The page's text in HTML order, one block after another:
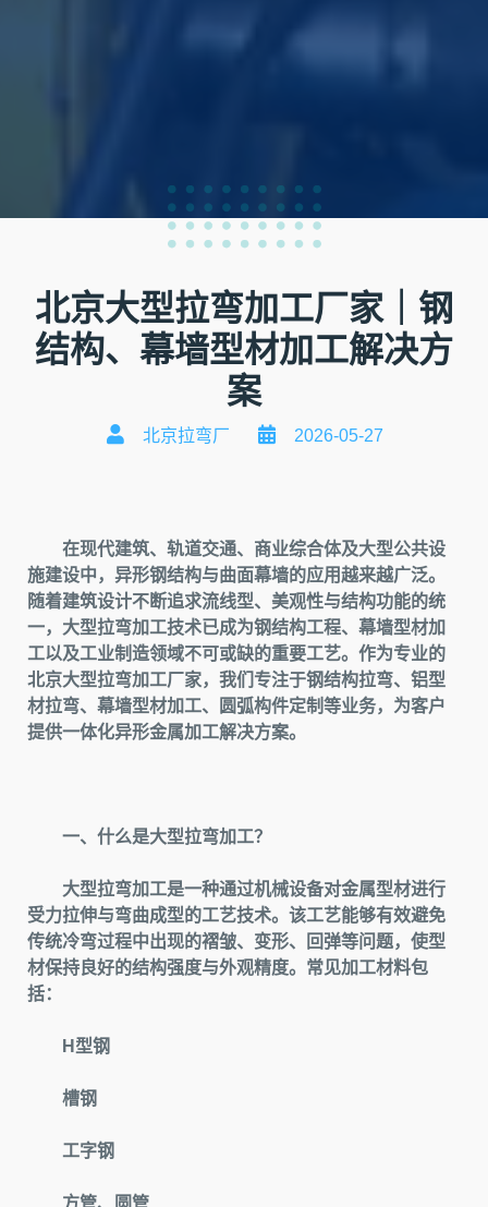
北京大型拉弯加工厂家｜钢
结构、幕墙型材加工解决方
案
北京拉弯厂 2026-05-27
在现代建筑、轨道交通、商业综合体及大型公共设
施建设中，异形钢结构与曲面幕墙的应用越来越广泛。
随着建筑设计不断追求流线型、美观性与结构功能的统
一，大型拉弯加工技术已成为钢结构工程、幕墙型材加
工以及工业制造领域不可或缺的重要工艺。作为专业的
北京大型拉弯加工厂家，我们专注于钢结构拉弯、铝型
材拉弯、幕墙型材加工、圆弧构件定制等业务，为客户
提供一体化异形金属加工解决方案。
一、什么是大型拉弯加工？
大型拉弯加工是一种通过机械设备对金属型材进行
受力拉伸与弯曲成型的工艺技术。该工艺能够有效避免
传统冷弯过程中出现的褶皱、变形、回弹等问题，使型
材保持良好的结构强度与外观精度。常见加工材料包
括：
H型钢
槽钢
工字钢
方管、圆管